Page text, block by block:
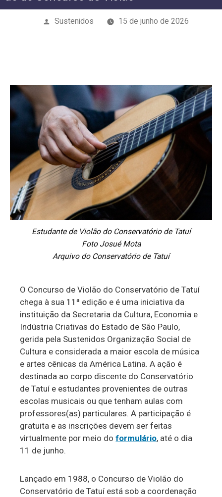
Publicado
Sustenidos 15 de junho de 2026
Estudante de Violão do Conservatório de Tatuí
Foto Josué Mota
Arquivo do Conservatório de Tatuí
O Concurso de Violão do Conservatório de Tatuí
chega à sua 11ª edição e é uma iniciativa da
instituição da Secretaria da Cultura, Economia e
Indústria Criativas do Estado de São Paulo,
gerida pela Sustenidos Organização Social de
Cultura e considerada a maior escola de música
e artes cênicas da América Latina. A ação é
destinada ao corpo discente do Conservatório
de Tatuí e estudantes provenientes de outras
escolas musicais ou que tenham aulas com
professores(as) particulares. A participação é
gratuita e as inscrições devem ser feitas
virtualmente por meio doformulário, até o dia
11 de junho.
Lançado em 1988, o Concurso de Violão do
Conservatório de Tatuí está sob a coordenação